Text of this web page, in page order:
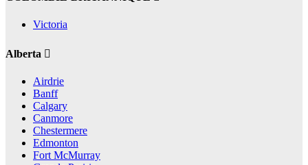
Victoria
Alberta
Airdrie
Banff
Calgary
Canmore
Chestermere
Edmonton
Fort McMurray